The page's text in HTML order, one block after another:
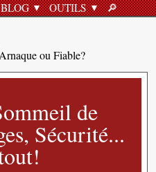
BLOG OUTILS 🔎︎
ou Fiable?
de
Sécurité...